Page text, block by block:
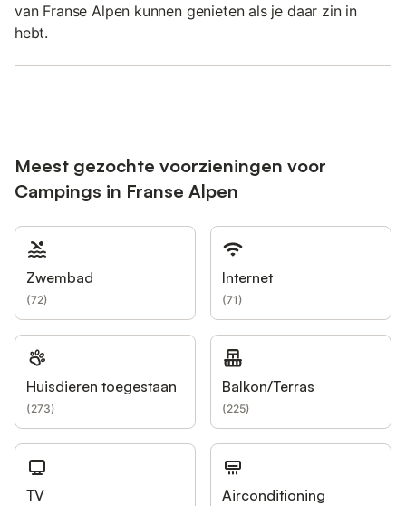
van Franse Alpen kunnen genieten als je daar zin in
hebt.
Meest gezochte voorzieningen voor
Campings in Franse Alpen
Zwembad
(72)
Internet
(71)
Huisdieren toegestaan
(273)
Balkon/Terras
(225)
TV Airconditioning